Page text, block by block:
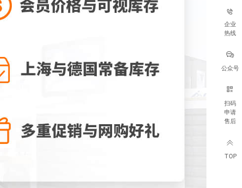
企业
热线
公众号
扫码
申请
售后
TOP